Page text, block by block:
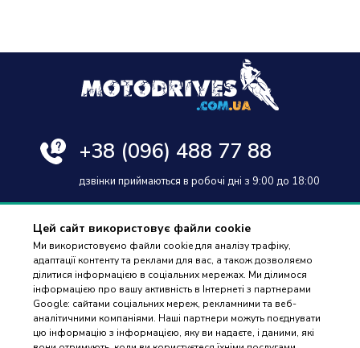
Цей сайт використовує файли cookie
Ми використовуємо файли cookie для аналізу трафіку,
адаптації контенту та реклами для вас, а також дозволяємо
ділитися інформацією в соціальних мережах. Ми ділимося
інформацією про вашу активність в Інтернеті з партнерами
Google: сайтами соціальних мереж, рекламними та веб-
аналітичними компаніями. Наші партнери можуть поєднувати
цю інформацію з інформацією, яку ви надаєте, і даними, які
+38 (096) 488 77 88
дзвінки приймаються в робочі дні з 9:00 до 18:00
Оплата та доставка
Гарантія і повернення
Контакти